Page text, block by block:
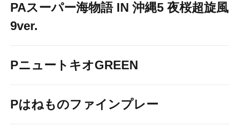
PAスーパー海物語 IN 沖縄5 夜桜超旋
9ver.
PニュートキオGREEN
Pはねものファインプレー